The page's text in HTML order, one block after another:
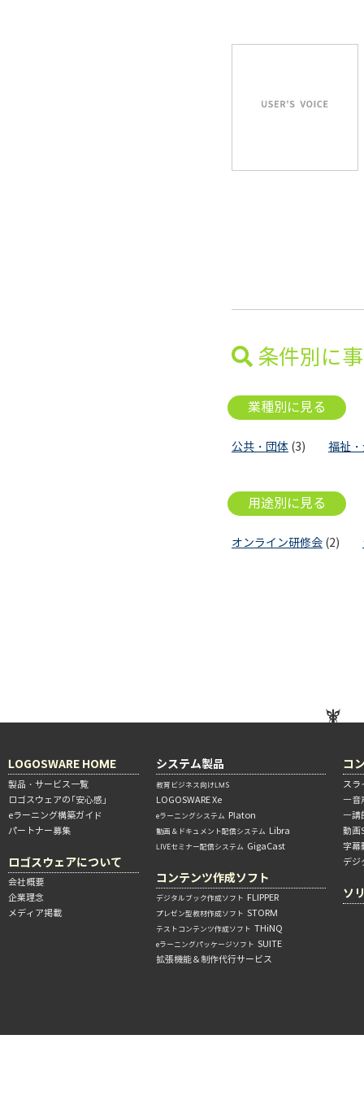
条件別に
業種別に見る
公共・団体 (3) 福祉
用途別に見る
オンライン研修会 (2)
LOGOSWARE HOME
製品・サービス一覧
ロゴスウェアの「安心感」
eラーニング構築ガイド
パートナー募集
ロゴスウェアについて
会社概要
企業理念
メディア掲載
システム製品
教育ビジネス向けLMS
LOGOSWARE Xe
eラーニングシステム Platon
動画＆ドキュメント配信システム Libra
LIVEセミナー配信システム GigaCast
コンテンツ作成ソフト
デジタルブック作成ソフト FLIPPER
プレゼン型教材作成ソフト STORM
テストコンテンツ作成ソフト THiNQ
eラーニングパッケージソフト SUITE
拡張機能＆制作代行サービス
コ
ス
―音
―講
動画
字幕
デジ
ソ